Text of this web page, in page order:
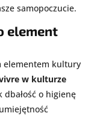
samopoczucie.
element
elementem kultury
w kulturze
o higienę